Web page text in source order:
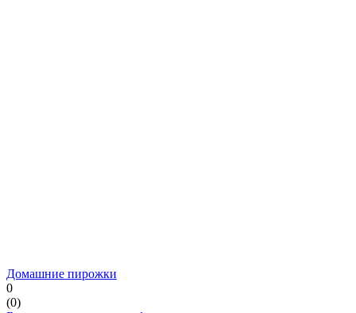
Домашние пирожки
0
(0)